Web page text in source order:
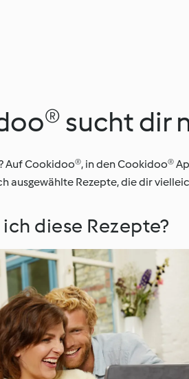
sucht dir
Auf Cookidoo®, in den Cookidoo®
ausgewählte Rezepte, die dir
diese Rezepte?